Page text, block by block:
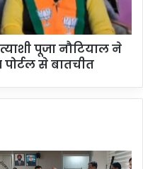
पूजा नौटियाल ने
से बातचीत